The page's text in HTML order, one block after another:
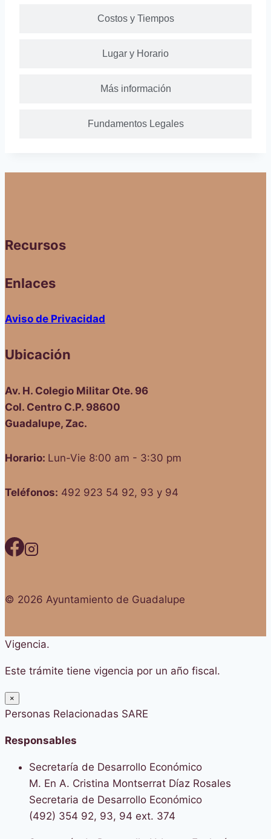
Costos y Tiempos
Lugar y Horario
Más información
Fundamentos Legales
Recursos
Enlaces
Aviso de Privacidad
Ubicación
Av. H. Colegio Militar Ote. 96
Col. Centro C.P. 98600
Guadalupe, Zac.
Horario: Lun-Vie 8:00 am - 3:30 pm
Teléfonos: 492 923 54 92, 93 y 94
© 2026 Ayuntamiento de Guadalupe
Vigencia.
Este trámite tiene vigencia por un año fiscal.
×
Personas Relacionadas SARE
Responsables
Secretaría de Desarrollo Económico
M. En A. Cristina Montserrat Díaz Rosales
Secretaria de Desarrollo Económico
(492) 354 92, 93, 94 ext. 374